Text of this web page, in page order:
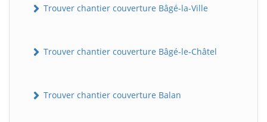
Trouver chantier couverture Bâgé-la-Ville
Trouver chantier couverture Bâgé-le-Châtel
Trouver chantier couverture Balan